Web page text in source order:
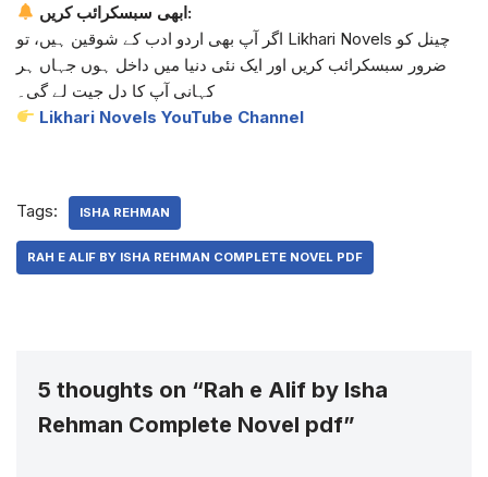
ابھی سبسکرائب کریں:
اگر آپ بھی اردو ادب کے شوقین ہیں، تو Likhari Novels چینل کو
ضرور سبسکرائب کریں اور ایک نئی دنیا میں داخل ہوں جہاں ہر
کہانی آپ کا دل جیت لے گی۔
Likhari Novels YouTube Channel
Tags: ISHA REHMAN
RAH E ALIF BY ISHA REHMAN COMPLETE NOVEL PDF
5 thoughts on “Rah e Alif by Isha
Rehman Complete Novel pdf”